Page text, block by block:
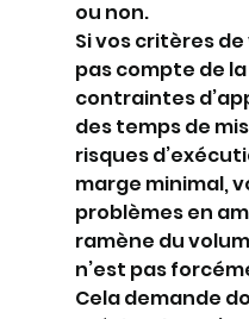
ou non.
Si vos critères
pas compte de
contraintes
des temps de
risques
marge minimal,
problèmes en
ramène du
n’est pas
Cela demande